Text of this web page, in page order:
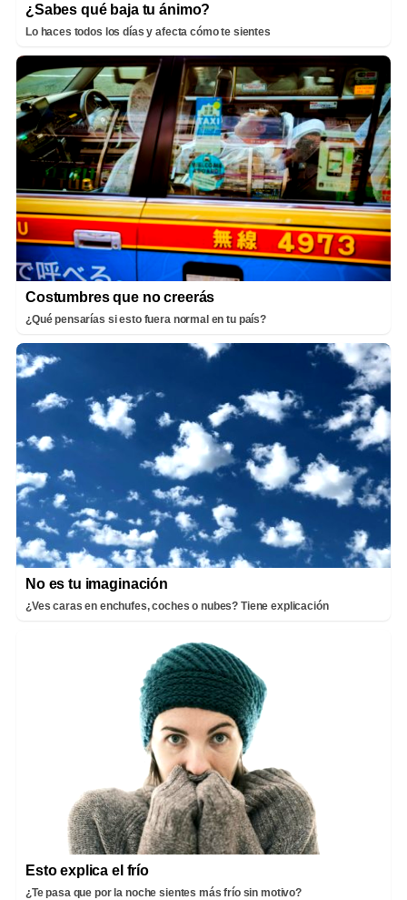
¿Sabes qué baja tu ánimo?
Lo haces todos los días y afecta cómo te sientes
Costumbres que no creerás
¿Qué pensarías si esto fuera normal en tu país?
No es tu imaginación
¿Ves caras en enchufes, coches o nubes? Tiene explicación
Esto explica el frío
¿Te pasa que por la noche sientes más frío sin motivo?